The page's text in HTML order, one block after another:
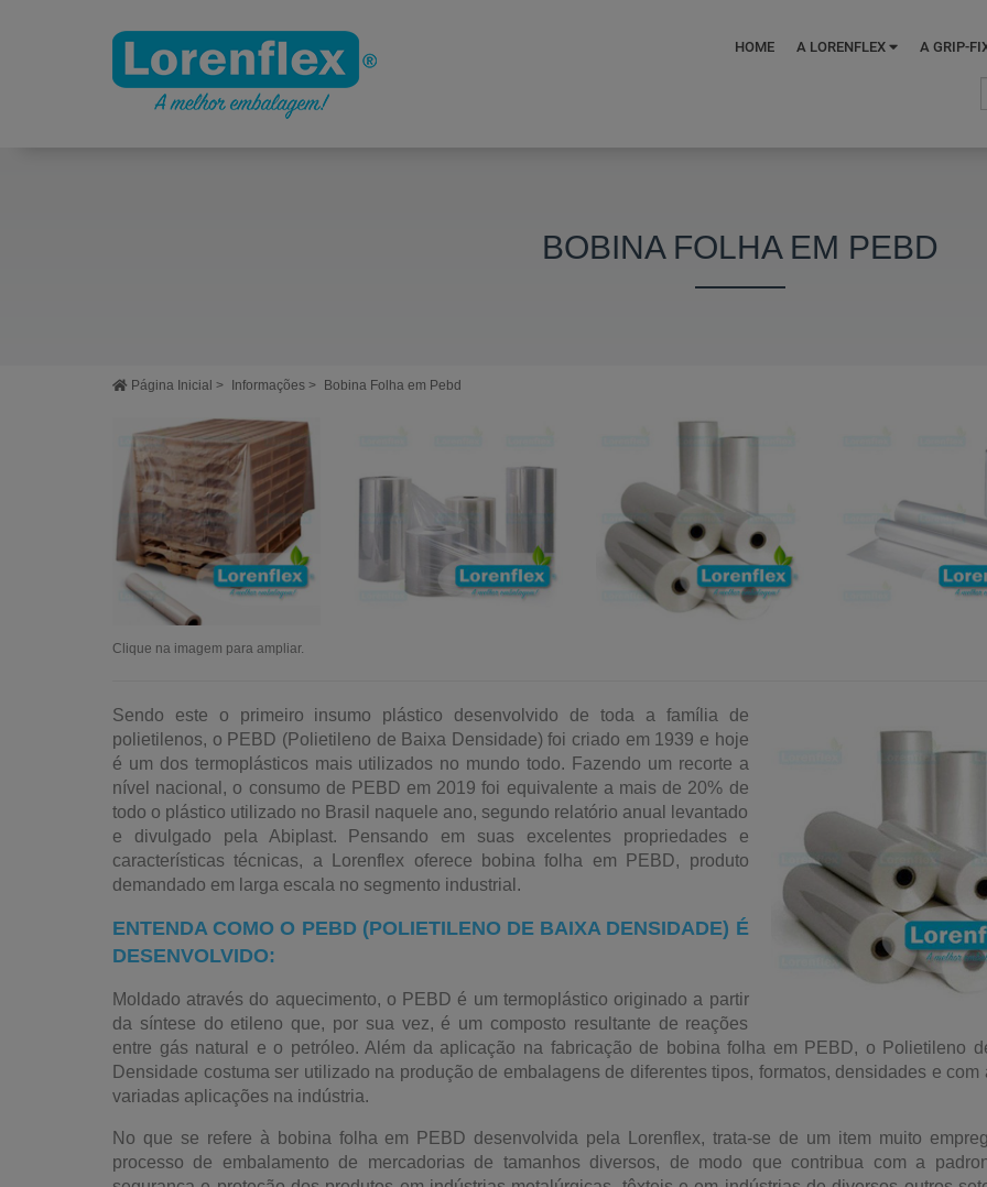
HOME A LORENFLEX A GRIP-
BOBINA FOLHA EM PEBD
Página Inicial > Informações > Bobina Folha em Pebd
Clique na imagem para ampliar.
Sendo este o primeiro insumo plástico desenvolvido de toda a família de
polietilenos, o PEBD (Polietileno de Baixa Densidade) foi criado em 1939 e hoje
é um dos termoplásticos mais utilizados no mundo todo. Fazendo um recorte a
nível nacional, o consumo de PEBD em 2019 foi equivalente a mais de 20% de
todo o plástico utilizado no Brasil naquele ano, segundo relatório anual levantado
e divulgado pela Abiplast. Pensando em suas excelentes propriedades e
características técnicas, a Lorenflex oferece bobina folha em PEBD, produto
demandado em larga escala no segmento industrial.
ENTENDA COMO O PEBD (POLIETILENO DE BAIXA DENSIDADE) É
DESENVOLVIDO:
Moldado através do aquecimento, o PEBD é um termoplástico originado a partir
da síntese do etileno que, por sua vez, é um composto resultante de reações
entre gás natural e o petróleo. Além da aplicação na fabricação de bobina folha em PEBD, o Polietileno
Densidade costuma ser utilizado na produção de embalagens de diferentes tipos, formatos, densidades e com
variadas aplicações na indústria.
No que se refere à bobina folha em PEBD desenvolvida pela Lorenflex, trata-se de um item muito
processo de embalamento de mercadorias de tamanhos diversos, de modo que contribua com a